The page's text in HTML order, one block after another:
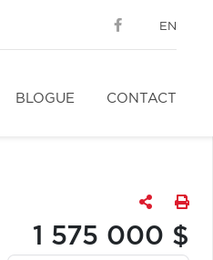
EN
BLOGUE CONTACT
1 575 000 $